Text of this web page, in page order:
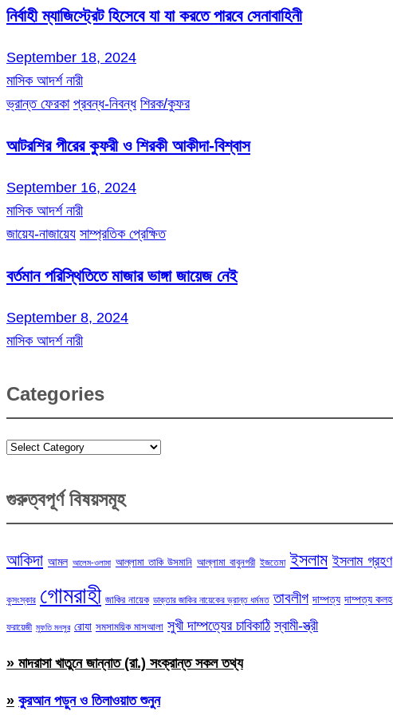
নির্বাহী ম্যাজিস্ট্রেট হিসেবে যা যা করতে পারবে সেনাবাহিনী
September 18, 2024
মাসিক আদর্শ নারী
ভ্রান্ত ফেরকা প্রবন্ধ-নিবন্ধ শিরক/কুফর
আটরশির পীরের কুফরী ও শিরকী আকীদা-বিশ্বাস
September 16, 2024
মাসিক আদর্শ নারী
জায়েয-নাজায়েয সাম্প্রতিক প্রেক্ষিত
বর্তমান পরিস্থিতিতে মাজার ভাঙ্গা জায়েজ নেই
September 8, 2024
মাসিক আদর্শ নারী
Categories
Categories
গুরুত্বপূর্ণ বিষয়সমূহ
আকিদা আমল আলেম-ওলামা আল্লামা তাকি উসমানি আল্লামা বাবুনগরী ইজতেমা ইসলাম ইসলাম গ্রহণ
কুসংস্কার গোমরাহী জাকির নায়েক ডাক্তার জাকির নায়েকের ভ্রান্ত ধর্মমত তাবলীগ দাম্পত্য দাম্পত্য কলহ
ফরায়েজী মুফতি মনসুর রোযা সমসাময়িক মাসআলা সুখী দাম্পত্যের চাবিকাঠি স্বামী-স্ত্রী
» মাদরাসা খাতুনে জান্নাত (রা.) সংক্রান্ত সকল তথ্য
» কুরআন পড়ুন ও তিলাওয়াত শুনুন